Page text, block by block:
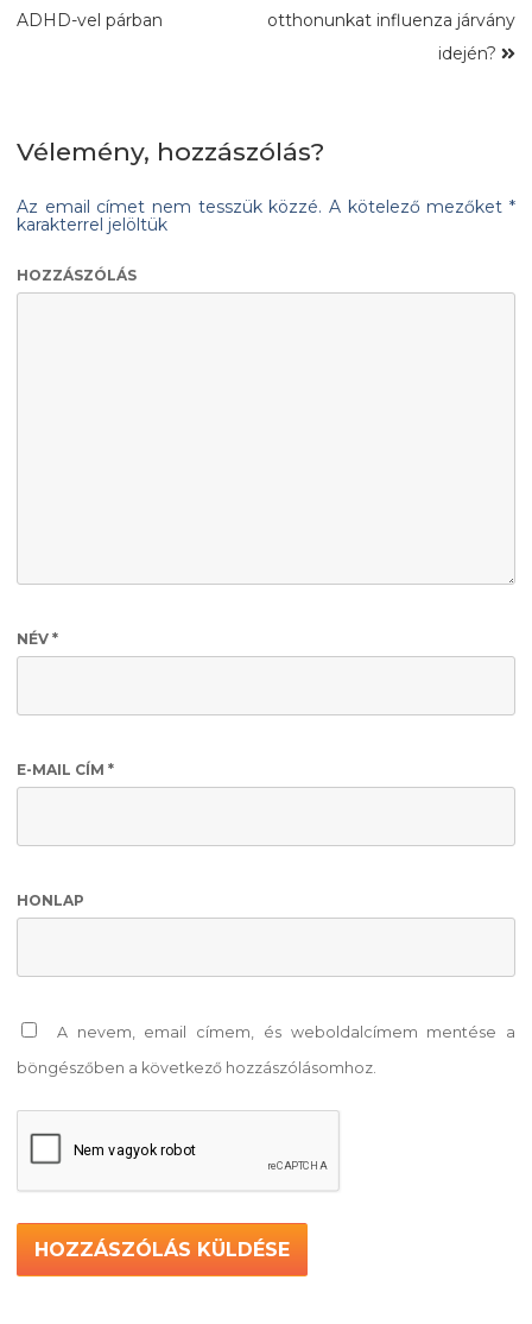
ADHD-vel párban
otthonunkat influenza járvány
idején?
Vélemény, hozzászólás?
Az email címet nem tesszük közzé. A kötelező mezőket*
karakterrel jelöltük
HOZZÁSZÓLÁS
NÉV *
E-MAIL CÍM *
HONLAP
A nevem, email címem, és weboldalcímem mentése a
böngészőben a következő hozzászólásomhoz.